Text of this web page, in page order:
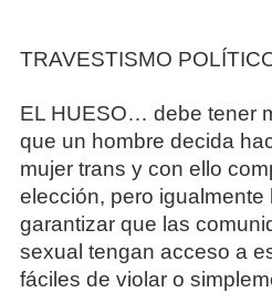
TRAVESTISMO
EL HUESO… debe tener
que un hombre decida
mujer trans y con ello
elección, pero
garantizar que las
sexual tengan acceso a
fáciles de violar o